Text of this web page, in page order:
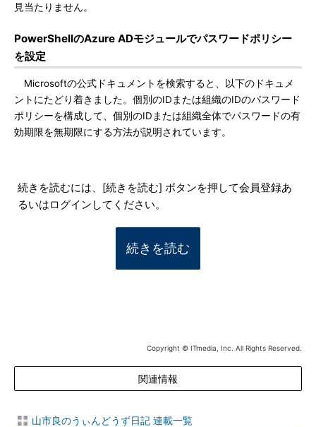
見当たりません。
PowerShellのAzure ADモジュールでパスワードポリシー
を設定
Microsoftの公式ドキュメントを検索すると、以下のドキュメ
ントにたどり着きました。個別のIDまたは組織のIDのパスワード
ポリシーを構成して、個別のIDまたは組織全体でパスワードの有
効期限を無期限にする方法が説明されています。
続きを読むには、[続きを読む] ボタンを押して会員登録あ
るいはログインしてください。
続きを読む
Copyright © ITmedia, Inc. All Rights Reserved.
関連情報
山市良のうぃんどうず日記 連載一覧